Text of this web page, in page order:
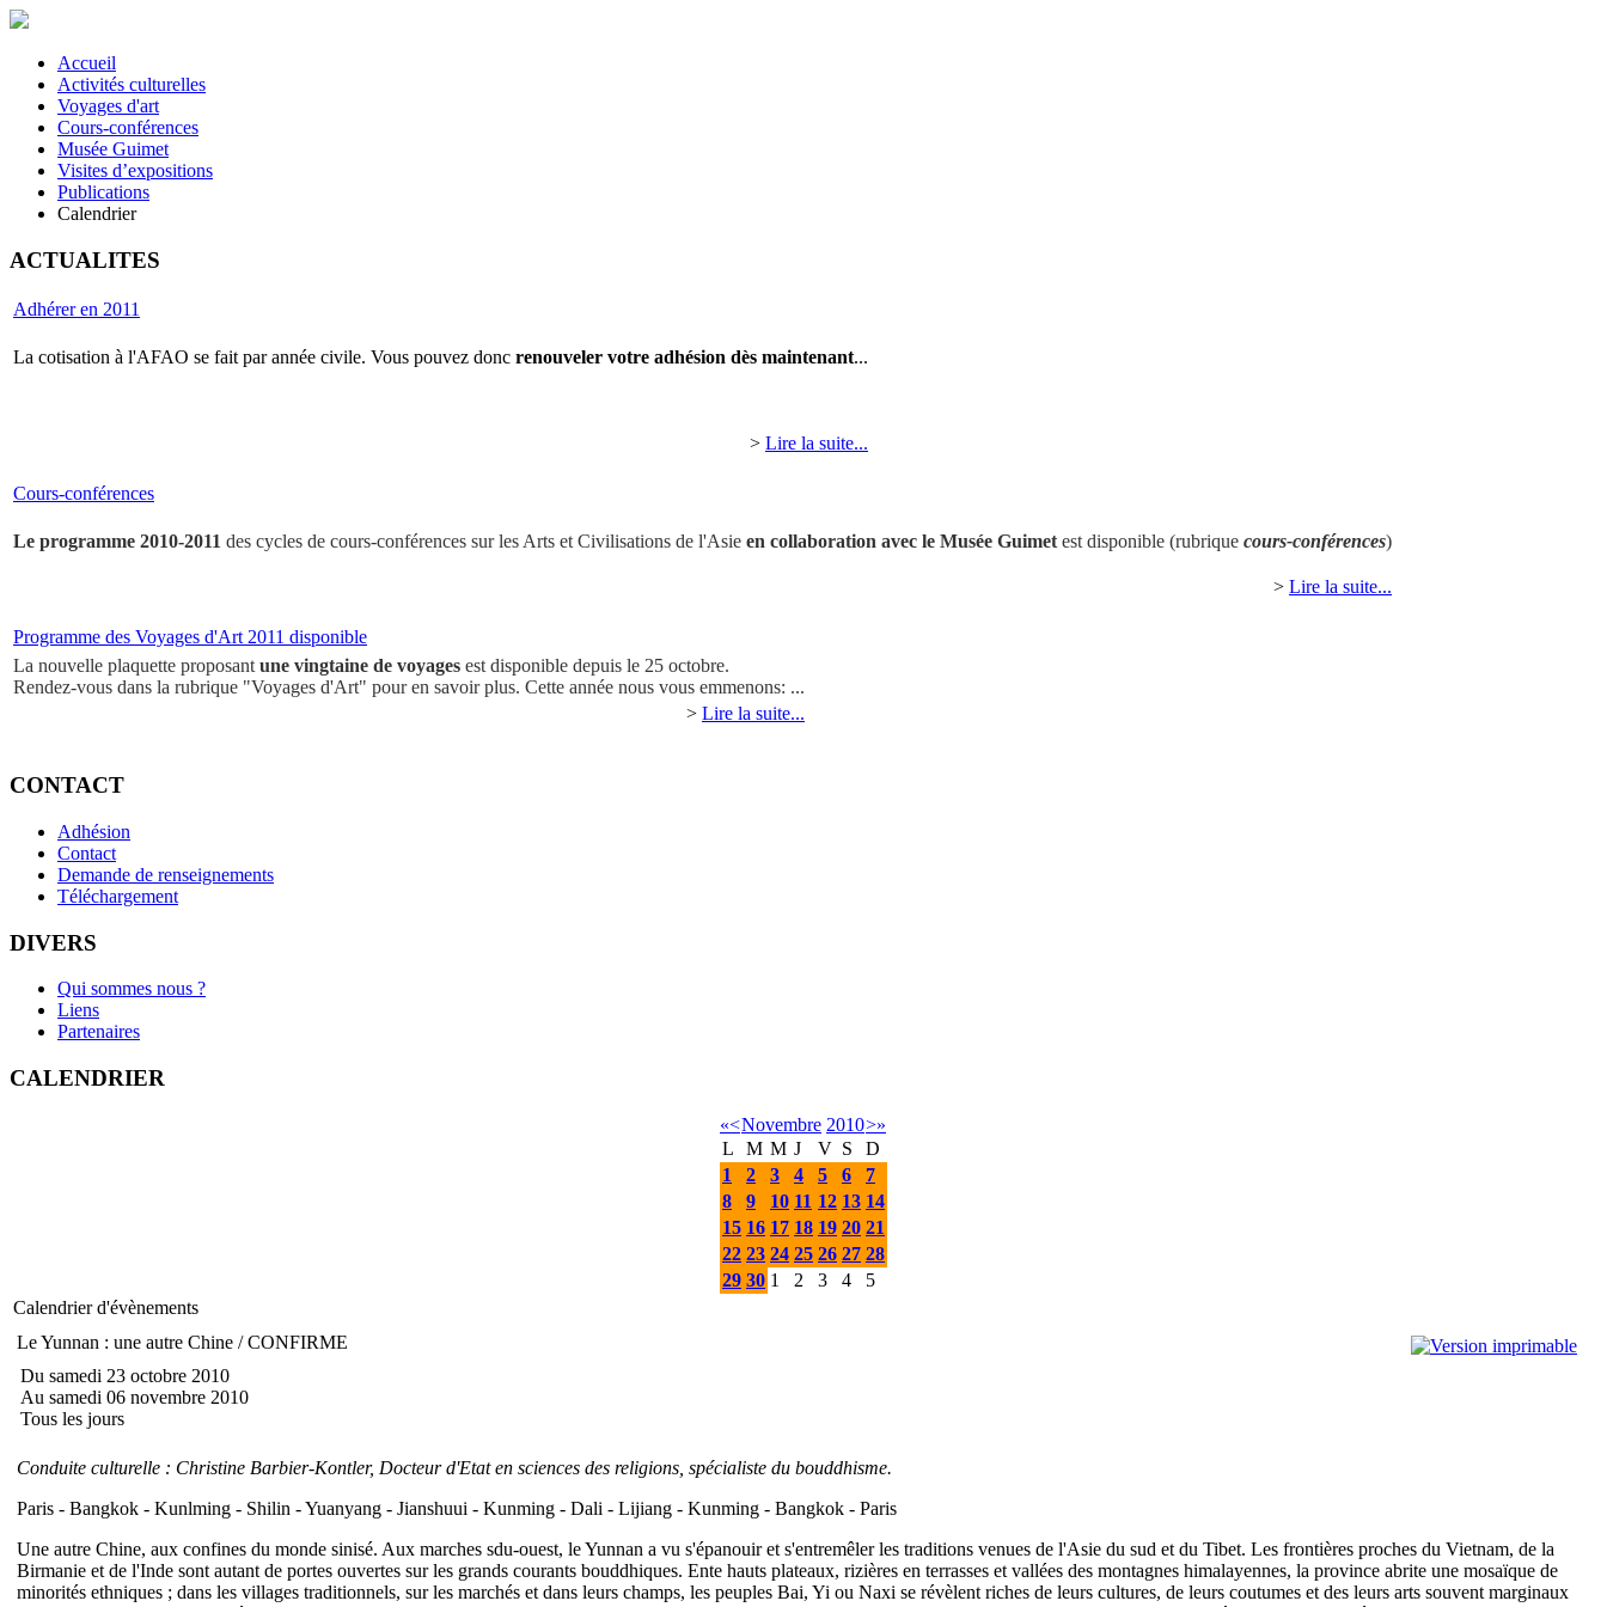
Accueil
Activités culturelles
Voyages d'art
Cours-conférences
Musée Guimet
Visites d’expositions
Publications
Calendrier
ACTUALITES
Adhérer en 2011
La cotisation à l'AFAO se fait par année civile. Vous pouvez donc renouveler votre adhésion dès maintenant...
> Lire la suite...
Cours-conférences
Le programme 2010-2011 des cycles de cours-conférences sur les Arts et Civilisations de l'Asie en collaboration avec le Musée Guimetest disponible (rubrique cours-conférences)
> Lire la suite...
Programme des Voyages d'Art 2011 disponible
La nouvelle plaquette proposantune vingtaine de voyages est disponible depuis le 25 octobre.
Rendez-vous dans la rubrique "Voyages d'Art" pour en savoir plus. Cette année nous vous emmenons: ...
> Lire la suite...
CONTACT
Adhésion
Contact
Demande de renseignements
Téléchargement
DIVERS
Qui sommes nous ?
Liens
Partenaires
CALENDRIER
«<Novembre 2010>»
L
M M J V S
D
1
2 3 4 5 6
7
8
9 10 11 12 13 14
15 16 17 18 19 20 21
22 23 24 25 26 27 28
29 30 1 2 3 4
5
Calendrier d'évènements
Le Yunnan : une autre Chine / CONFIRME
Du samedi 23 octobre 2010
Au samedi 06 novembre 2010
Tous les jours
Conduite culturelle : Christine Barbier-Kontler, Docteur d'Etat en sciences des religions, spécialiste du bouddhisme.
Paris - Bangkok - Kunlming - Shilin - Yuanyang - Jianshuui - Kunming - Dali - Lijiang - Kunming - Bangkok - Paris
Une autre Chine, aux confines du monde sinisé. Aux marches sdu-ouest, le Yunnan a vu s'épanouir et s'entremêler les traditions venues de l'Asie du sud et du Tibet. Les frontières proches du Vietnam, de la
Birmanie et de l'Inde sont autant de portes ouvertes sur les grands courants bouddhiques. Ente hauts plateaux, rizières en terrasses et vallées des montagnes himalayennes, la province abrite une mosaïque de
minorités ethniques ; dans les villages traditionnels, sur les marchés et dans leurs champs, les peuples Bai, Yi ou Naxi se révèlent riches de leurs cultures, de leurs coutumes et des leurs arts souvent marginaux